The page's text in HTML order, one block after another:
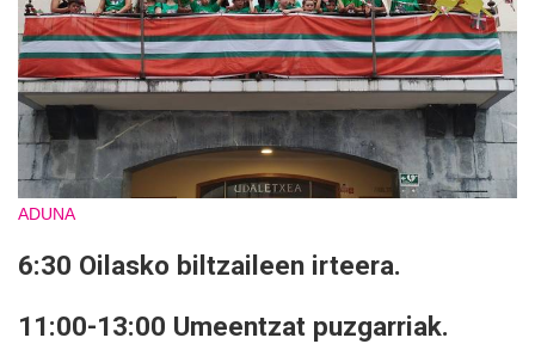
ADUNA
6:30 Oilasko biltzaileen irteera.
11:00-13:00 Umeentzat puzgarriak.